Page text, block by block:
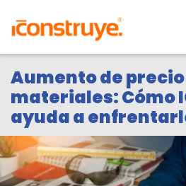
Aumento de precio
materiales: Cómo
ayuda a